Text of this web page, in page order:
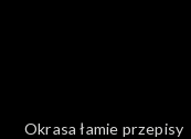
Okrasa łamie przepisy